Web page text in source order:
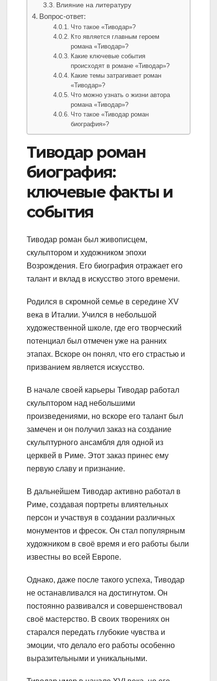
Влияние на литературу
Вопрос-ответ:
Что такое «Тиводар»?
Кто является главным героем
романа «Тиводар»?
Какие ключевые события
происходят в романе «Тиводар»?
Какие темы затрагивает роман
«Тиводар»?
Что можно узнать о жизни автора
романа «Тиводар»?
Что такое «Тиводар роман
биография»?
Тиводар роман
биография:
ключевые факты и
события
Тиводар роман был живописцем,
скульптором и художником эпохи
Возрождения. Его биография отражает его
талант и вклад в искусство этого времени.
Родился в скромной семье в середине XV
века в Италии. Учился в небольшой
художественной школе, где его творческий
потенциал был отмечен уже на ранних
этапах. Вскоре он понял, что его страстью и
призванием является искусство.
В начале своей карьеры Тиводар работал
скульптором над небольшими
произведениями, но вскоре его талант был
замечен и он получил заказ на создание
скульптурного ансамбля для одной из
церквей в Риме. Этот заказ принес ему
первую славу и признание.
В дальнейшем Тиводар активно работал в
Риме, создавая портреты влиятельных
персон и участвуя в создании различных
монументов и фресок. Он стал популярным
художником в своё время и его работы были
известны во всей Европе.
Однако, даже после такого успеха, Тиводар
не останавливался на достигнутом. Он
постоянно развивался и совершенствовал
своё мастерство. В своих творениях он
старался передать глубокие чувства и
эмоции, что делало его работы особенно
выразительными и уникальными.